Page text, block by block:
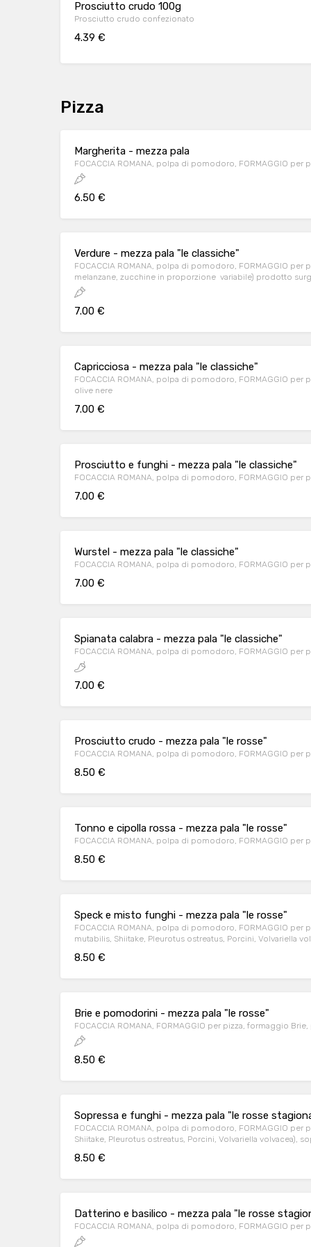
Prosciutto crudo 100g
Prosciutto crudo confezionato
4.39 €
Pizza
Margherita - mezza pala
FOCACCIA ROMANA, polpa di pomodoro, FORMAGGIO per
6.50 €
Verdure - mezza pala "le classiche"
FOCACCIA ROMANA, polpa di pomodoro, FORMAGGIO
melanzane, zucchine in proporzione
7.00 €
Capricciosa - mezza pala "le classiche"
FOCACCIA ROMANA, polpa di pomodoro, FORMAGGIO
olive nere
7.00 €
Prosciutto e funghi - mezza pala "le classiche"
FOCACCIA ROMANA, polpa di pomodoro, FORMAGGIO
7.00 €
Wurstel - mezza pala "le classiche"
FOCACCIA ROMANA, polpa di pomodoro, FORMAGGIO per
7.00 €
Spianata calabra - mezza pala "le classiche"
FOCACCIA ROMANA, polpa di pomodoro, FORMAGGIO per
7.00 €
Prosciutto crudo - mezza pala "le rosse"
FOCACCIA ROMANA, polpa di pomodoro, FORMAGGIO
8.50 €
Tonno e cipolla rossa - mezza pala "le rosse"
FOCACCIA ROMANA, polpa di pomodoro, FORMAGGIO per
8.50 €
Speck e misto funghi - mezza pala "le rosse"
FOCACCIA ROMANA, polpa di pomodoro, FORMAGGIO
mutabilis, Shiitake, Pleurotus
8.50 €
Brie e pomodorini - mezza pala "le rosse"
FOCACCIA ROMANA, FORMAGGIO per pizza, formaggio
8.50 €
Sopressa e funghi - mezza pala "le rosse
FOCACCIA ROMANA, polpa di pomodoro, FORMAGGIO
Shiitake, Pleurotus ostreatus, Porcini, Volvariella
8.50 €
Datterino e basilico - mezza pala "le rosse
FOCACCIA ROMANA, polpa di pomodoro, FORMAGGIO